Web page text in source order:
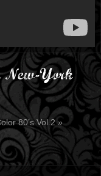
New-York
80’s Vol.2 »